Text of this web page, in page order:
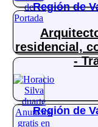
Región de
residencial,
-
Región de